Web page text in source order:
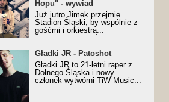
Hopu" - wywiad
Już jutro Jimek przejmie
Stadion Śląski, by wspólnie z
gośćmi i orkiestrą...
JR - Patoshot
Gładki JR - Patoshot
Gładki JR to 21-letni raper z
Dolnego Śląska i nowy
członek wytwórni TiW Music...